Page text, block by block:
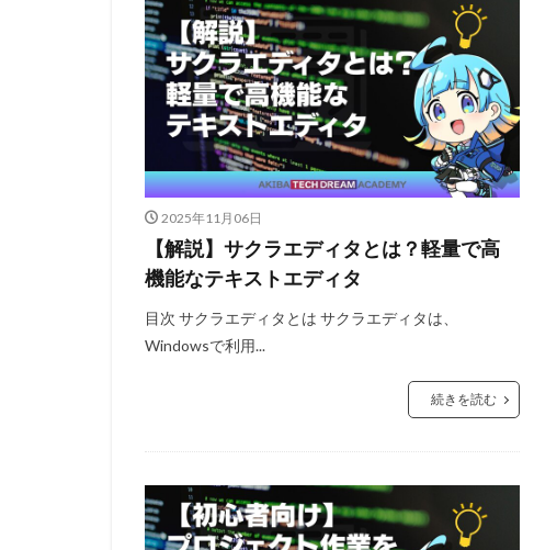
2025年11月06日
【解説】サクラエディタとは？軽量で高
機能なテキストエディタ
目次 サクラエディタとは サクラエディタは、
Windowsで利用...
続きを読む